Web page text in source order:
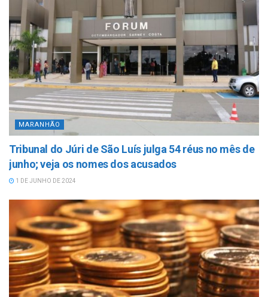
MARANHÃO
Tribunal do Júri de São Luís julga 54 réus no mês de
junho; veja os nomes dos acusados
1 DE JUNHO DE 2024